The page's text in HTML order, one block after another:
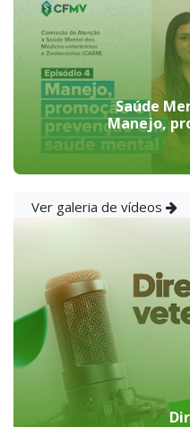
Saúde
Manejo,
Ver galeria de vídeos